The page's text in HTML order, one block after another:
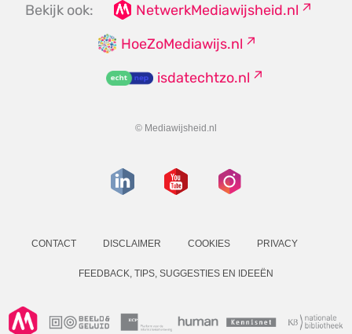
Bekijk ook:
NetwerkMediawijsheid.nl
HoeZoMediawijs.nl
isdatechtzo.nl
© Mediawijsheid.nl
CONTACT DISCLAIMER COOKIES PRIVACY
FEEDBACK, TIPS, SUGGESTIES EN IDEEËN